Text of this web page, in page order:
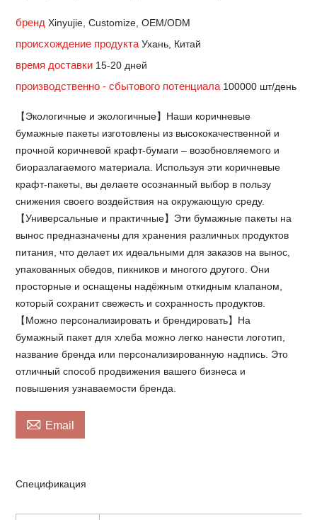
брендXinyujie, Customize, OEM/ODM
происхождение продуктаУхань, Китай
время доставки 15-20 дней
производственно - сбытового потенциала 100000 шт/день
【Экологичные и экологичные】Наши коричневые
бумажные пакеты изготовлены из высококачественной и
прочной коричневой крафт-бумаги – возобновляемого и
биоразлагаемого материала. Используя эти коричневые
крафт-пакеты, вы делаете осознанный выбор в пользу
снижения своего воздействия на окружающую среду.
【Универсальные и практичные】Эти бумажные пакеты на
вынос предназначены для хранения различных продуктов
питания, что делает их идеальными для заказов на вынос,
упакованных обедов, пикников и многого другого. Они
просторные и оснащены надёжным откидным клапаном,
который сохранит свежесть и сохранность продуктов.
【Можно персонализировать и брендировать】На
бумажный пакет для хлеба можно легко нанести логотип,
название бренда или персонализированную надпись. Это
отличный способ продвижения вашего бизнеса и
повышения узнаваемости бренда.
 Email
Спецификация